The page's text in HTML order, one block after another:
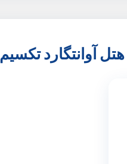
آوانتگارد تکسیم